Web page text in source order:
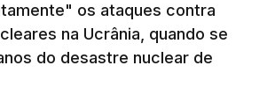
os ataques contra
na Ucrânia, quando se
do desastre nuclear de